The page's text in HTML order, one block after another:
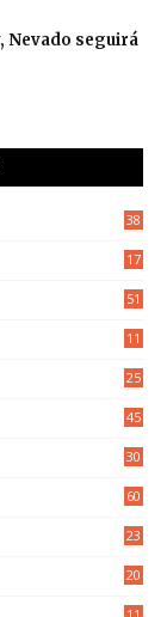
Nevado seguirá
38
17
51
11
25
45
30
60
23
20
11